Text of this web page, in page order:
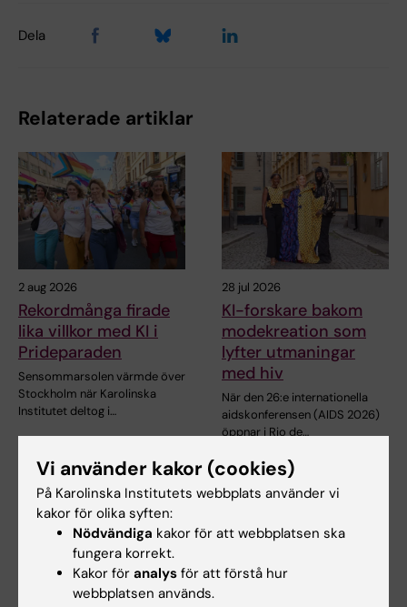
Dela
Relaterade artiklar
2 aug 2026
Rekordmånga firade
lika villkor med KI i
Prideparaden
Sensommarsolen värmde över
Stockholm när Karolinska
Institutet deltog i…
28 jul 2026
KI-forskare bakom
modekreation som
lyfter utmaningar
med hiv
När den 26:e internationella
aidskonferensen (AIDS 2026)
öppnar i Rio de…
Vi använder kakor (cookies)
På Karolinska Institutets webbplats använder vi
kakor för olika syften:
Nödvändiga kakor för att webbplatsen ska
fungera korrekt.
Kakor för analys för att förstå hur
webbplatsen används.